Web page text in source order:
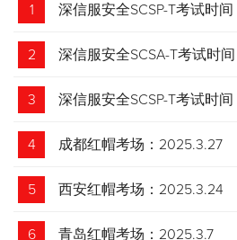
1 深信服安全SCSP-T考试时
2 深信服安全SCSA-T考试时
3 深信服安全SCSP-T考试时间
4 成都红帽考场：2025.3.27
5 西安红帽考场：2025.3.24
6 青岛红帽考场：2025.3.7